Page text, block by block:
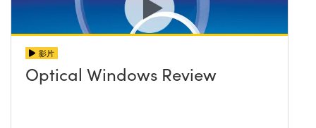
影片
Optical Windows Review